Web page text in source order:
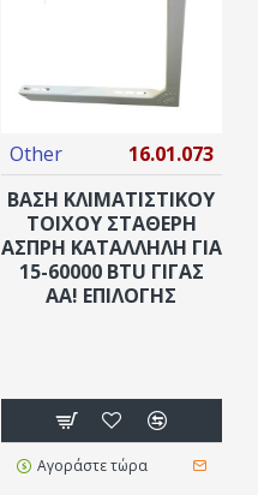
Other
16.01.073
ΒΑΣΗ ΚΛΙΜΑΤΙΣΤΙΚΟΥ
ΤΟΙΧΟΥ ΣΤΑΘΕΡΗ
ΑΣΠΡΗ ΚΑΤΑΛΛΗΛΗ ΓΙΑ
15-60000 BTU ΓΙΓΑΣ
AA! ΕΠΙΛΟΓΗΣ
Αγοράστε τώρα